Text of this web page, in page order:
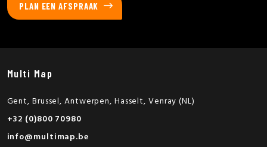
PLAN EEN AFSPRAAK
Multi Map
Gent, Brussel, Antwerpen, Hasselt, Venray (NL)
+32 (0)800 70980
info@multimap.be